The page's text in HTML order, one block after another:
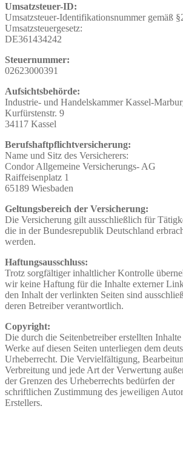
Umsatzsteuer-ID:
Umsatzsteuer-Identifikationsnummer gemäß
Umsatzsteuergesetz:
DE361434242
Steuernummer:
02623000391
Aufsichtsbehörde:
Industrie- und Handelskammer Kassel-
Kurfürstenstr. 9
34117 Kassel
Berufshaftpflichtversicherung:
Name und Sitz des Versicherers:
Condor Allgemeine Versicherungs- AG
Raiffeisenplatz 1
65189 Wiesbaden
Geltungsbereich der Versicherung:
Die Versicherung gilt ausschließlich für
die in der Bundesrepublik Deutschland
werden.
Haftungsausschluss:
Trotz sorgfältiger inhaltlicher Kontrolle
wir keine Haftung für die Inhalte externer
den Inhalt der verlinkten Seiten sind
deren Betreiber verantwortlich.
Copyright:
Die durch die Seitenbetreiber erstellten Inhalte
Werke auf diesen Seiten unterliegen dem
Urheberrecht. Die Vervielfältigung,
Verbreitung und jede Art der Verwertung
der Grenzen des Urheberrechts bedürfen der
schriftlichen Zustimmung des jeweiligen
Erstellers.